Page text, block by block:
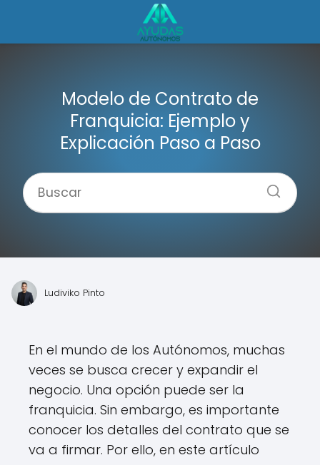
Modelo de Contrato de
Franquicia: Ejemplo y
Explicación Paso a Paso
Ludiviko Pinto
En el mundo de los Autónomos, muchas
veces se busca crecer y expandir el
negocio. Una opción puede ser la
franquicia. Sin embargo, es importante
conocer los detalles del contrato que se
va a firmar. Por ello, en este artículo